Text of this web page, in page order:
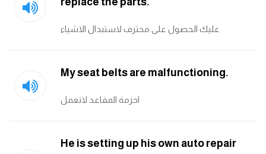
عليك الحصول على محترف لاستبدال الاشياء
My seat belts are malfunctioning.
احزمة المقاعد لاتعمل
He is setting up his own auto repair